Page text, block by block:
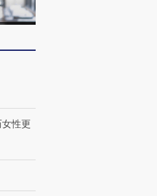
性更